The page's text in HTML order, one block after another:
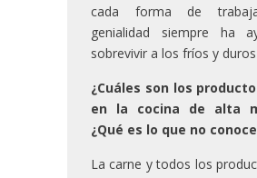
cada forma de
genialidad siempre ha
sobrevivir a los fríos y
¿Cuáles son los
en la cocina de alta
¿Qué es lo que no
La carne y todos los